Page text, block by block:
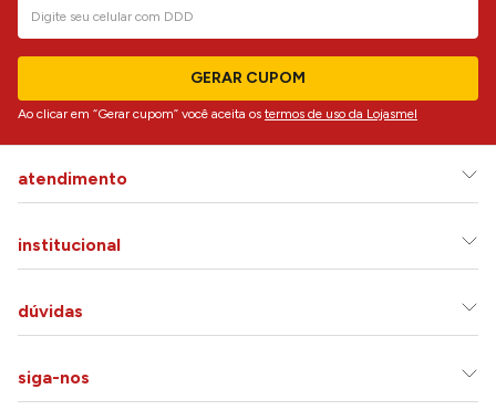
GERAR CUPOM
Ao clicar em “Gerar cupom” você aceita os termos de uso da Lojasmel
atendimento
institucional
dúvidas
siga-nos